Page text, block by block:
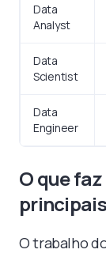
Data
Analyst
Data
Scientist
Data
Engineer
O que
O trabalho